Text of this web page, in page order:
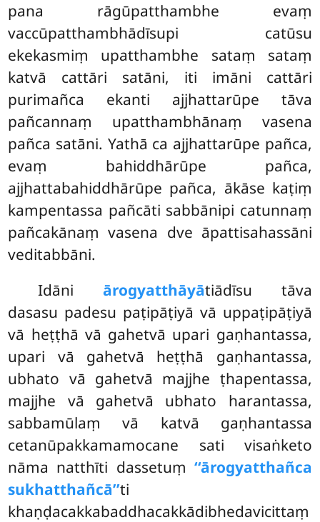
pana rāgūpatthambhe evaṃ
vaccūpatthambhādīsupi catūsu
ekekasmiṃ upatthambhe sataṃ sataṃ
katvā cattāri satāni, iti imāni cattāri
purimañca ekanti ajjhattarūpe tāva
pañcannaṃ upatthambhānaṃ vasena
pañca satāni. Yathā ca ajjhattarūpe pañca,
evaṃ bahiddhārūpe pañca,
ajjhattabahiddhārūpe pañca, ākāse kaṭiṃ
kampentassa pañcāti sabbānipi catunnaṃ
pañcakānaṃ vasena dve āpattisahassāni
veditabbāni.
Idāni ārogyatthāyātiādīsu tāva
dasasu padesu paṭipāṭiyā vā uppaṭipāṭiyā
vā heṭṭhā vā gahetvā upari gaṇhantassa,
upari vā gahetvā heṭṭhā gaṇhantassa,
ubhato vā gahetvā majjhe ṭhapentassa,
majjhe vā gahetvā ubhato harantassa,
sabbamūlaṃ vā katvā gaṇhantassa
cetanūpakkamamocane sati visaṅketo
nāma natthīti dassetuṃ ‘‘ārogyatthañca
sukhatthañcā’’ti
khaṇḍacakkabaddhacakkādibhedavicittaṃ